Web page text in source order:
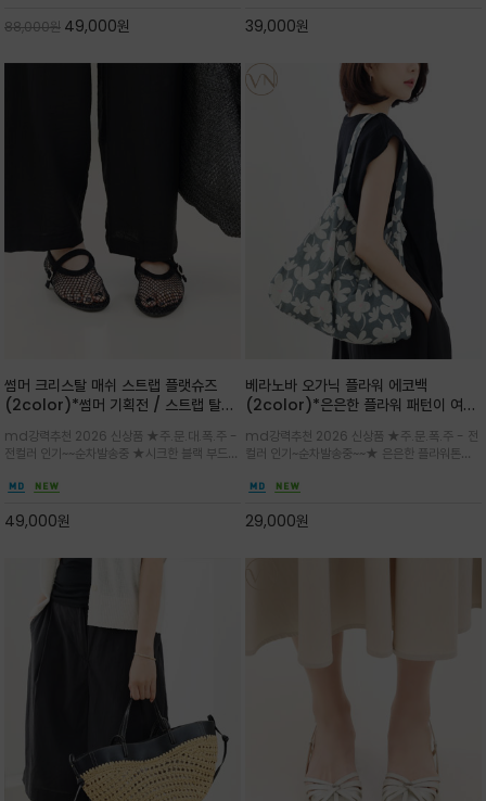
88,000원 49,000원
리 숄더백
39,000원
썸머 크리스탈 매쉬 스트랩 플랫슈즈
(2color)*썸머 기획전 / 스트랩 탈착
세한 메쉬 짜임 위로 은은하게 반짝이는
크리스탈 디테일을 더한 플랫슈즈
md강력추천 2026 신상품 ★주.문.대.폭.주 -
전컬러 인기~~순차발송중 ★시크한 블랙 부드러
하게 좋으며 가볍고 시원해 데일리 만능 아이템 /
49,000원
베라노바 오가닉 플라워 에코백
(2color)*은은한 플라워 패턴이 여름
코백
md강력추천 2026 신상품 ★주.문.폭.주 - 전
컬러 인기~순차발송중~~★ 은은한 플라워톤이
고급스럽게 내추럴한 감성의 천연 오가닉 코튼소
해져 완성
29,000원